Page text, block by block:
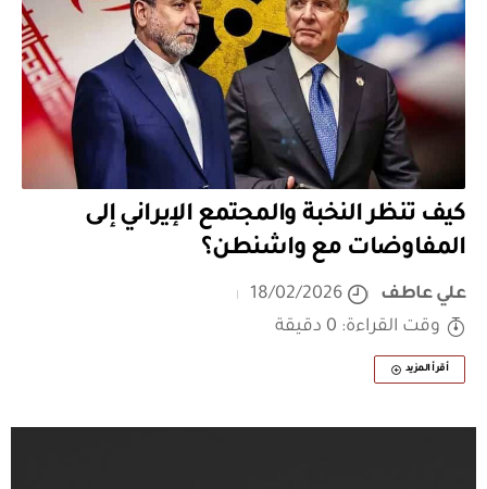
كيف تنظر النخبة والمجتمع الإيراني إلى
المفاوضات مع واشنطن؟
علي عاطف
18/02/2026
وقت القراءة: 0 دقيقة
أقرأ المزيد